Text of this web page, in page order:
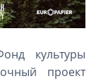
культуры
проект